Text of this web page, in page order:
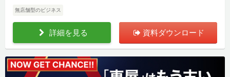
無店舗型のビジネス
詳細を見る 資料ダウンロード